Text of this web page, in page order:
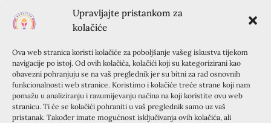
Upravljajte pristankom za
kolačiće
Ova web stranica koristi kolačiće za poboljšanje vašeg iskustva tijekom
navigacije po istoj. Od ovih kolačića, kolačići koji su kategorizirani kao
obavezni pohranjuju se na vaš preglednik jer su bitni za rad osnovnih
funkcionalnosti web stranice. Koristimo i kolačiće treće strane koji nam
pomažu u analiziranju i razumijevanju načina na koji koristite ovu web
stranicu. Ti će se kolačići pohraniti u vaš preglednik samo uz vaš
pristanak. Također imate mogućnost isključivanja ovih kolačića, ali